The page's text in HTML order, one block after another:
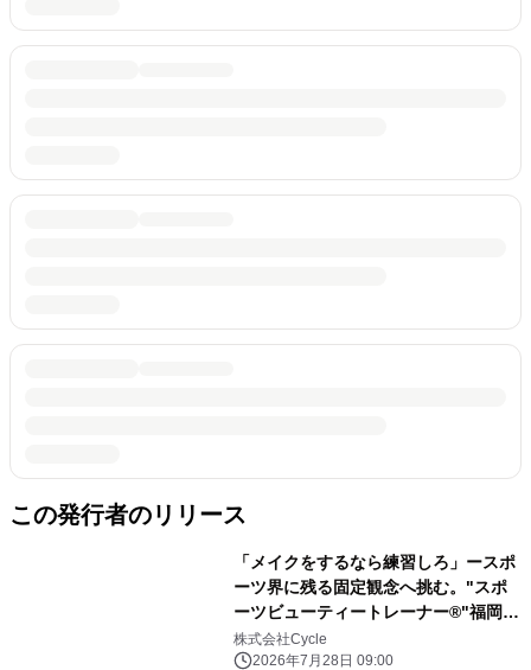
この発行者のリリース
「メイクをするなら練習しろ」ースポ
ーツ界に残る固定観念へ挑む。"スポ
ーツビューティートレーナー®"福岡美
波氏の独占インタビュー公開
株式会社Cycle
2026年7月28日 09:00